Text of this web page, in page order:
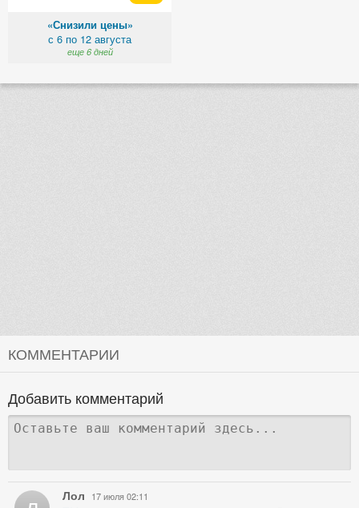
«Снизили цены»
с 6 по 12 августа
еще 6 дней
КОММЕНТАРИИ
Добавить комментарий
Лол 17 июля 02:11